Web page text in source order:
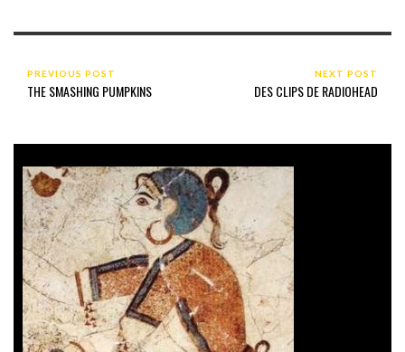
PREVIOUS POST
THE SMASHING PUMPKINS
NEXT POST
DES CLIPS DE RADIOHEAD